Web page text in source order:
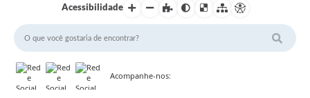
Acessibilidade
Acompanhe-nos: